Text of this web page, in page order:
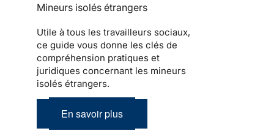
Mineurs isolés étrangers
Utile à tous les travailleurs sociaux,
ce guide vous donne les clés de
compréhension pratiques et
juridiques concernant les mineurs
isolés étrangers.
En savoir plus